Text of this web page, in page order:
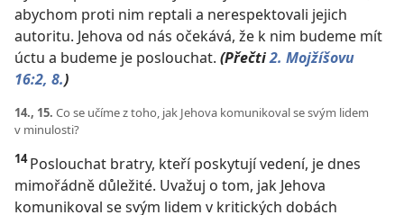
abychom proti nim reptali a nerespektovali jejich
autoritu. Jehova od nás očekává, že k nim budeme mít
úctu a budeme je poslouchat. (Přečti2. Mojžíšovu
16:2, 8.)
14., 15. Co se učíme z toho, jak Jehova komunikoval se svým lidem
v minulosti?
14Poslouchat bratry, kteří poskytují vedení, je dnes
mimořádně důležité. Uvažuj o tom, jak Jehova
komunikoval se svým lidem v kritických dobách